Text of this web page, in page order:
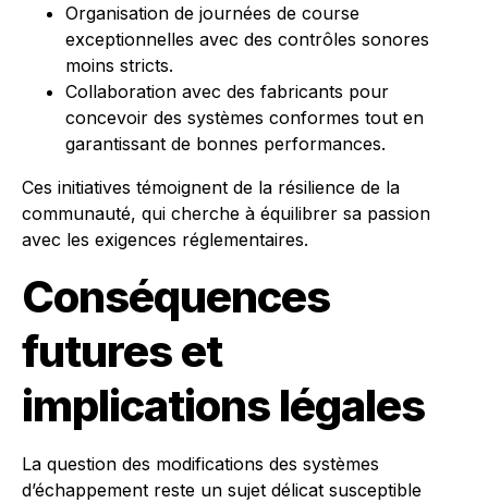
Organisation de journées de course
exceptionnelles avec des contrôles sonores
moins stricts.
Collaboration avec des fabricants pour
concevoir des systèmes conformes tout en
garantissant de bonnes performances.
Ces initiatives témoignent de la résilience de la
communauté, qui cherche à équilibrer sa passion
avec les exigences réglementaires.
Conséquences
futures et
implications légales
La question des modifications des systèmes
d’échappement reste un sujet délicat susceptible